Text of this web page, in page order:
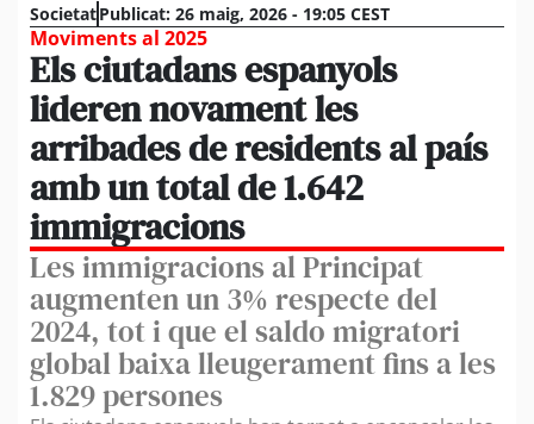
SocietatPublicat: 26 maig, 2026 - 19:05 CEST
Moviments al 2025
Els ciutadans espanyols
lideren novament les
arribades de residents al país
amb un total de 1.642
immigracions
Les immigracions al Principat
augmenten un 3% respecte del
2024, tot i que el saldo migratori
global baixa lleugerament fins a les
1.829 persones